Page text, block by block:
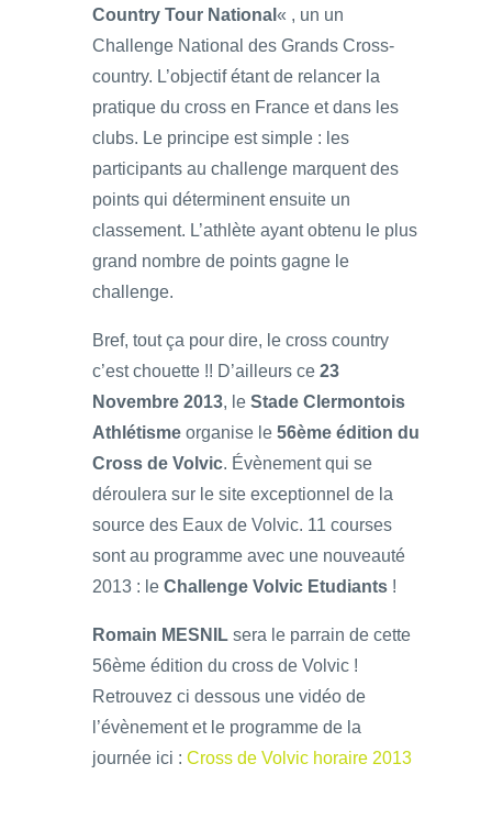
Country Tour National « , un un
Challenge National des Grands Cross-
country. L’objectif étant de relancer la
pratique du cross en France et dans les
clubs. Le principe est simple : les
participants au challenge marquent des
points qui déterminent ensuite un
classement. L’athlète ayant obtenu le plus
grand nombre de points gagne le
challenge.
Bref, tout ça pour dire, le cross country
c’est chouette !! D’ailleurs ce 23
Novembre 2013, le Stade Clermontois
Athlétisme organise le 56ème édition du
Cross de Volvic. Évènement qui se
déroulera sur le site exceptionnel de la
source des Eaux de Volvic. 11 courses
sont au programme avec une nouveauté
2013 : le Challenge Volvic Etudiants !
Romain MESNIL sera le parrain de cette
56ème édition du cross de Volvic !
Retrouvez ci dessous une vidéo de
l’évènement et le programme de la
journée ici : Cross de Volvic horaire 2013